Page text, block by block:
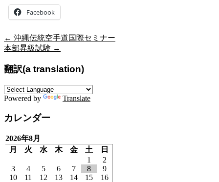
Facebook
← 沖縄伝統空手道国際セミナー
本部昇級試験 →
翻訳(a translation)
Powered by Translate
カレンダー
2026年8月
月
火 水 木 金 土
日
1
2
3
4 5 6 7 8
9
10
11 12 13 14 15
16